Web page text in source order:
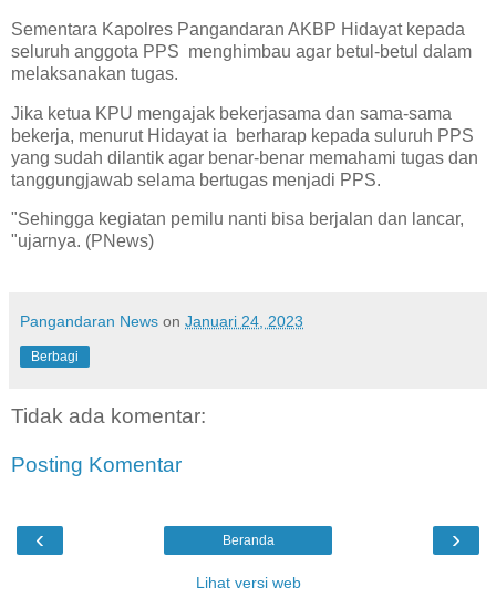
Sementara Kapolres Pangandaran AKBP Hidayat kepada
seluruh anggota PPS menghimbau agar betul-betul dalam
melaksanakan tugas.
Jika ketua KPU mengajak bekerjasama dan sama-sama
bekerja, menurut Hidayat ia berharap kepada suluruh PPS
yang sudah dilantik agar benar-benar memahami tugas dan
tanggungjawab selama bertugas menjadi PPS.
"Sehingga kegiatan pemilu nanti bisa berjalan dan lancar,
"ujarnya. (PNews)
Pangandaran News on Januari 24, 2023
Berbagi
Tidak ada komentar:
Posting Komentar
‹ ›
Beranda
Lihat versi web